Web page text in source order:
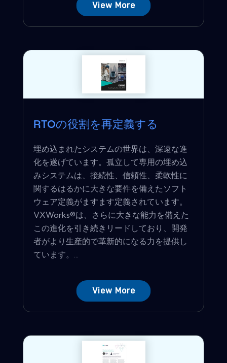
View More
RTOの役割を再定義する
埋め込まれたシステムの世界は、深遠な進
化を遂げています。孤立して専用の埋め込
みシステムは、接続性、信頼性、柔軟性に
関するはるかに大きな要件を備えたソフト
ウェア定義がますます定義されています。
VXWorks®は、さらに大きな能力を備えた
この進化を引き続きリードしており、開発
者がより生産的で革新的になる力を提供し
ています。...
View More